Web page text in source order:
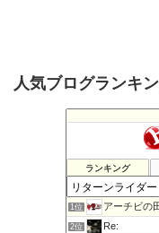
人気ブログランキ
ランキング
1位 アーチビの
2位 Re: